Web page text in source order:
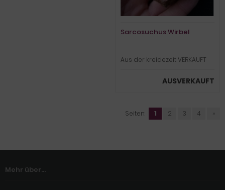
Sarcosuchus Wirbel
Aus der kreidezeit VERKAUFT
AUSVERKAUFT
Seiten: 1 2 3 4 »
Mehr über...